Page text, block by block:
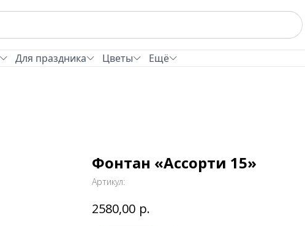
Для праздника Цветы Ещё
Фонтан «Ассорти 15»
Артикул:
2580,00 р.